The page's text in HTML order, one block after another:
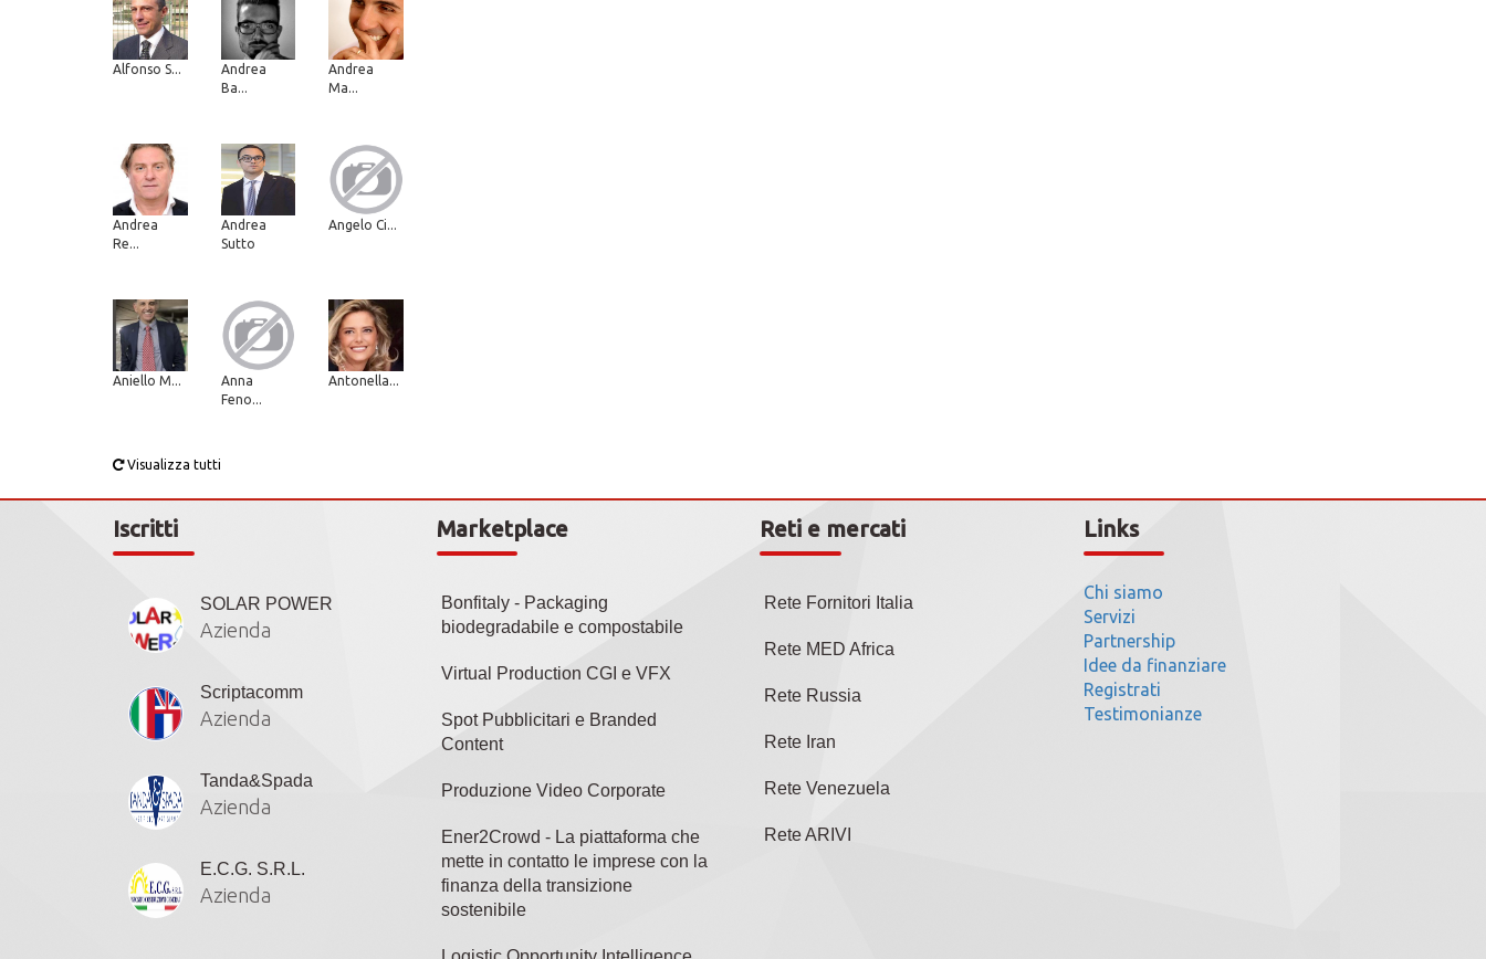
Alfonso S...
Andrea
Ba...
Andrea
Ma...
Andrea
Re...
Andrea
Sutto
Angelo Ci...
Aniello M...
Anna
Feno...
Antonella...
Visualizza tutti
Iscritti
SOLAR POWER
Azienda
Scriptacomm
Azienda
Tanda&Spada
Azienda
E.C.G. S.R.L.
Azienda
Marketplace
Bonfitaly - Packaging
biodegradabile e compostabile
Virtual Production CGI e VFX
Spot Pubblicitari e Branded
Content
Produzione Video Corporate
Ener2Crowd - La piattaforma che
mette in contatto le imprese con la
finanza della transizione
sostenibile
Reti e mercati
Rete Fornitori Italia
Rete MED Africa
Rete Russia
Rete Iran
Rete Venezuela
Rete ARIVI
Links
Chi siamo
Servizi
Partnership
Idee da finanziare
Registrati
Testimonianze